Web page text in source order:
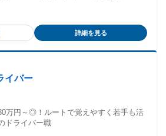
お持ちの方 ・玉掛けの資格をお持ちの
ーンの資格をお持ちの方
経験者歓迎・ブラン
・Iターン歓迎
にチャレンジしたい ・環境を変えて輸配
取りたい方も歓迎します。 講習・試験費
格取得支援制度を活用できます。
詳細を見る
イバー
万円～◎！ルートで覚えやすく若手も活
ドライバー職